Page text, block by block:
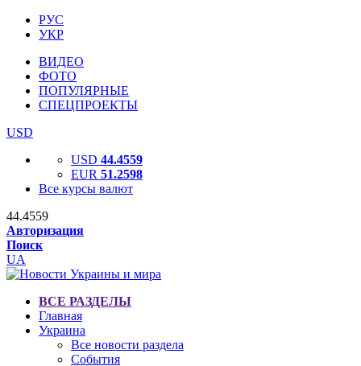
РУС
УКР
ВИДЕО
ФОТО
ПОПУЛЯРНЫЕ
СПЕЦПРОЕКТЫ
USD
USD 44.4559
EUR 51.2598
Все курсы валют
44.4559
Авторизация
Поиск
UA
ВСЕ РАЗДЕЛЫ
Главная
Украина
Все новости раздела
События